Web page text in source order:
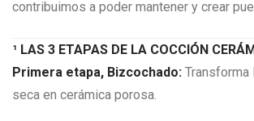
contribuimos a poder mantener y crear
¹ LAS 3 ETAPAS DE LA COCCIÓN
Primera etapa, Bizcochado: Transforma
seca en cerámica porosa.